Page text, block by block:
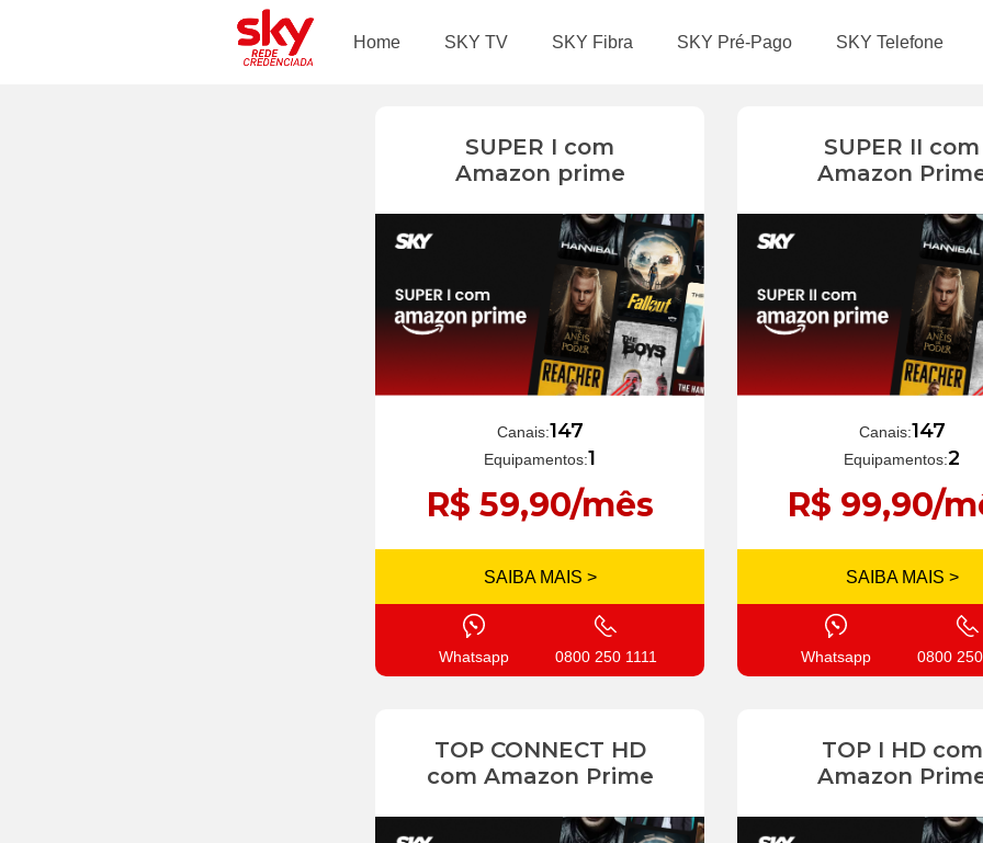
Home SKY TV SKY Fibra SKY Pré-Pago SKY Telefone
SUPER I com
Amazon prime
Canais:147
Equipamentos:1
R$ 59,90/mês
SAIBA MAIS >
Whatsapp 0800 250 1111
SUPER II com
Amazon
Canais:147
Equipamentos:2
R$ 99,90/
SAIBA MAIS >
Whatsapp 0800
TOP CONNECT HD
com Amazon Prime
TOP I HD com
Amazon